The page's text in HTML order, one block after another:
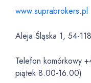
www.suprabrokers.pl
Aleja Śląska 1, 54-
Telefon komórkowy
piątek 8.00-16.00)